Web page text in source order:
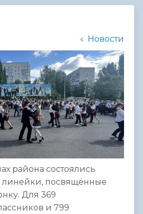
Новости
района состоялись
линейки, посвящённые
Для 369
и 799